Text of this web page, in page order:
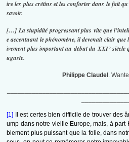
ire les plus crétins et les conforter dans le fait
savoir.
[…] La stupidité progressant plus vite que
e accentuant le phénomène, il devenait clair
ivement plus important au début du XXI° siècle
uguste.
Philippe Claudel .
[1]
Il est certes bien difficile de trouver des
ump dans notre vieille Europe, mais, à part
blement plus puissant que la folie, dans